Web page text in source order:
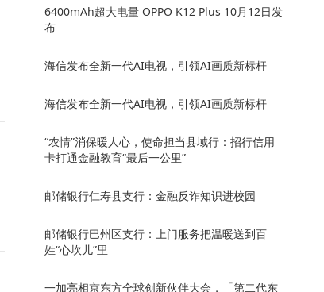
6400mAh超大电量 OPPO K12 Plus 10月12日发
布
海信发布全新一代AI电视，引领AI画质新标杆
海信发布全新一代AI电视，引领AI画质新标杆
“农情”消保暖人心，使命担当县域行：招行信用
卡打通金融教育“最后一公里”
邮储银行仁寿县支行：金融反诈知识进校园
邮储银行巴州区支行：上门服务把温暖送到百
姓“心坎儿”里
一加亮相京东方全球创新伙伴大会，「第二代东